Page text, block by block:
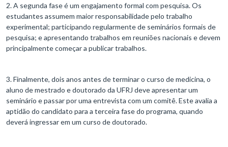
2. A segunda fase é um engajamento formal com pesquisa. Os
estudantes assumem maior responsabilidade pelo trabalho
experimental; participando regularmente de seminários formais de
pesquisa; e apresentando trabalhos em reuniões nacionais e devem
principalmente começar a publicar trabalhos.
3. Finalmente, dois anos antes de terminar o curso de medicina, o
aluno de mestrado e doutorado da UFRJ deve apresentar um
seminário e passar por uma entrevista com um comitê. Este avalia a
aptidão do candidato para a terceira fase do programa, quando
deverá ingressar em um curso de doutorado.